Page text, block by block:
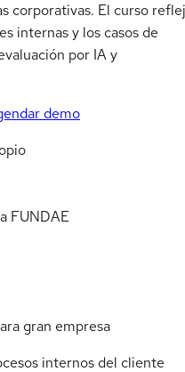
corporativas. El curso
internas y los casos de
por IA y
demo
FUNDAE
gran empresa
internos del cliente